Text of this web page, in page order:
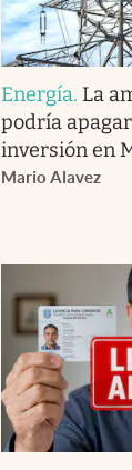
Energía. La
podría
inversión en
Mario Alavez